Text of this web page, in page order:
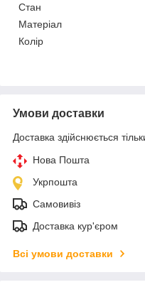
Стан
Матеріал
Колір
Умови доставки
Доставка здійснюється
Нова Пошта
Укрпошта
Самовивіз
Доставка кур'єром
Всі умови доставки